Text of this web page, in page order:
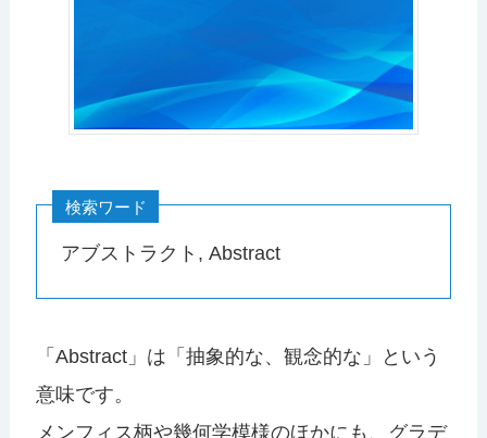
検索ワード
アブストラクト, Abstract
「Abstract」は「抽象的な、観念的な」という
意味です。
メンフィス柄や幾何学模様のほかにも、グラデ